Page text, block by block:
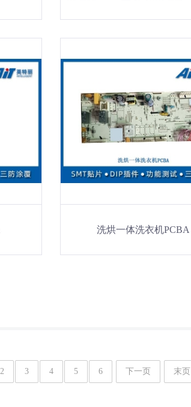
洗烘一体洗衣机PCBA
2 3 4 5 6 下一页 末页